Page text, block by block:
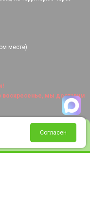
Избранное Корзина
месте):
мы доставим
Согласен